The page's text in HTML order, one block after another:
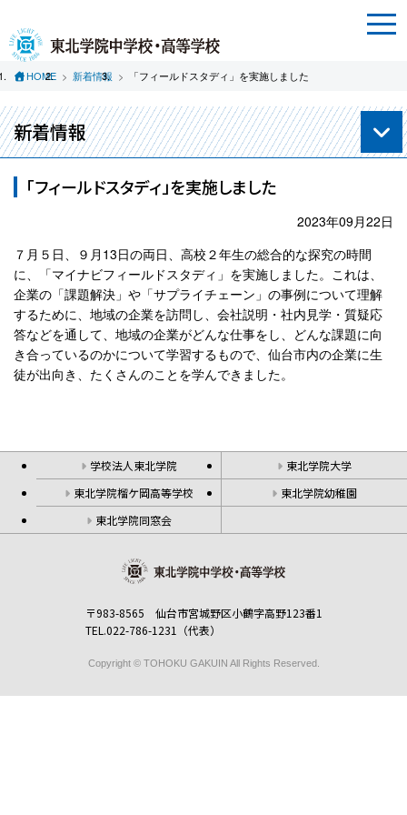
HOME 新着情報 「フィールドスタディ」を実施しました
新着情報
「フィールドスタディ」を実施しました
2023年09月22日
７月５日、９月13日の両日、高校２年生の総合的な探究の時間
に、「マイナビフィールドスタディ」を実施しました。これは、
企業の「課題解決」や「サプライチェーン」の事例について理解
するために、地域の企業を訪問し、会社説明・社内見学・質疑応
答などを通して、地域の企業がどんな仕事をし、どんな課題に向
き合っているのかについて学習するもので、仙台市内の企業に生
徒が出向き、たくさんのことを学んできました。
学校法人東北学院
東北学院大学
東北学院榴ケ岡高等学校
東北学院幼稚園
東北学院同窓会
〒983-8565 仙台市宮城野区小鶴字高野123番1
TEL.022-786-1231（代表）
Copyright © TOHOKU GAKUIN All Rights Reserved.